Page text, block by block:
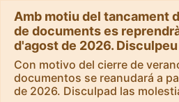
Amb motiu del tancament
de documents es
d'agost de 2026.
Con motivo del cierre de
documentos se reanudará a
de 2026. Disculpad las